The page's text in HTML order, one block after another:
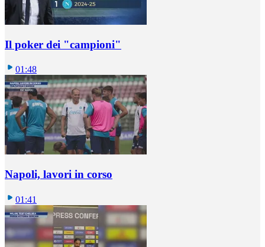
Il poker dei "campioni"
01:48
Napoli, lavori in corso
01:41